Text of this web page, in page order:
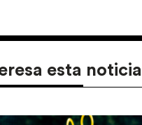
esta noticia